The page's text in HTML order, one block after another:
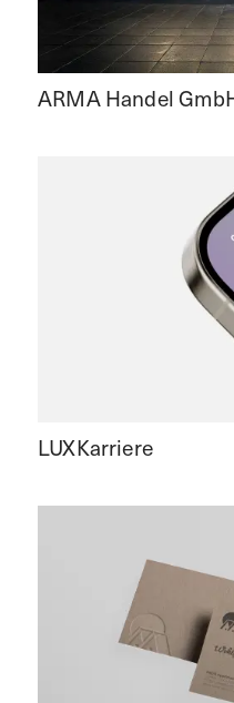
ARMA Handel
LUXKarriere